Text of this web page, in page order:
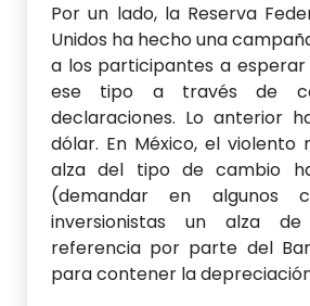
Por un lado, la Reserva
Unidos ha hecho una
a los participantes a
ese tipo a través de
declaraciones. Lo anterior
dólar. En México, el violento
alza del tipo de cambio
(demandar en algunos
inversionistas un alza
referencia por parte del
para contener la